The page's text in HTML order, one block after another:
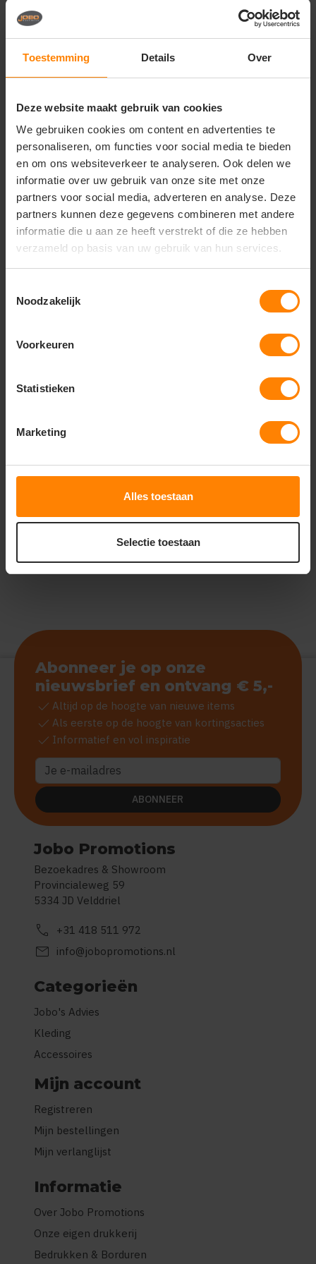
Toestemming Details Over
Deze website maakt gebruik van cookies
We gebruiken cookies om content en advertenties te
personaliseren, om functies voor social media te bieden
en om ons websiteverkeer te analyseren. Ook delen we
informatie over uw gebruik van onze site met onze
partners voor social media, adverteren en analyse. Deze
partners kunnen deze gegevens combineren met andere
informatie die u aan ze heeft verstrekt of die ze hebben
verzameld op basis van uw gebruik van hun services.
Noodzakelijk
Voorkeuren
Statistieken
Marketing
Alles toestaan
Selectie toestaan
Vragen? Neem contact
op met onze
klantenservice
store Bezoek onze showroom:
Provincialeweg 59 - Velddriel
Dit vind je misschien ook leuk
Items van productcarrousel
CC5067
Met of zonder bedrukking
Meer stuks = meer korting
Jobo Promotions
Bezoekadres & Showroom
Provincialeweg 59
5334 JD Velddriel
call +31 418 511 972
mail info@jobopromotions.nl
Categorieën
Jobo's Advies
Kleding
Accessoires
Mijn account
Registreren
Mijn bestellingen
Mijn verlanglijst
Informatie
Over Jobo Promotions
Onze eigen drukkerij
Bedrukken & Borduren
Abonneer je op onze
nieuwsbrief en ontvang € 5,-
check Altijd op de hoogte van nieuwe items
check Als eerste op de hoogte van kortingsacties
check Informatief en vol inspiratie
ABONNEER